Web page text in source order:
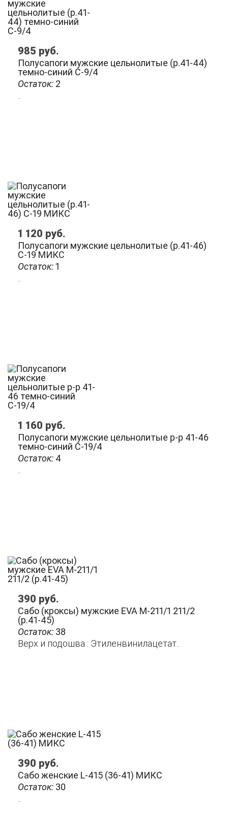
Остаток: 2
Полусапоги мужские цельнолитые (р.41-44)
темно-синий С-9/4
985 руб.
Остаток:1
Полусапоги мужские цельнолитые (р.41-46)
С-19 МИКС
1 120 руб.
Остаток: 4
Полусапоги мужские цельнолитые р-р 41-46
темно-синий С-19/4
1 160 руб.
Остаток: 38
Сабо (кроксы) мужские EVA М-211/1 211/2
(р.41-45)
Верх и подошва : Этиленвинилацетат..
390 руб.
Остаток: 30
Сабо женские L-415 (36-41) МИКС
390 руб.